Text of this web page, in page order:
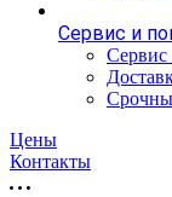
Сервис и
Сервис
Цены
Контакты